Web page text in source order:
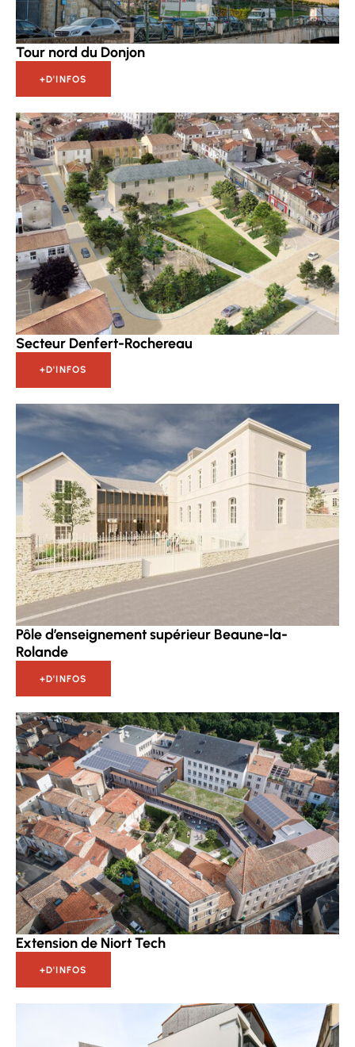
Tour nord du Donjon
+D'INFOS
Secteur Denfert-Rochereau
+D'INFOS
Pôle d’enseignement supérieur Beaune-la-
Rolande
+D'INFOS
Extension de Niort Tech
+D'INFOS